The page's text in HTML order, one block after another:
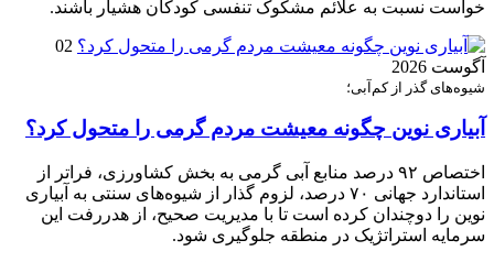
خواست نسبت به علائم مشکوک تنفسی کودکان هشیار باشند.
02
آگوست 2026
شیوه‌های گذر از کم‌آبی؛
آبیاری نوین چگونه معیشت مردم گرمی را متحول کرد؟
اختصاص ۹۲ درصد منابع آبی گرمی به بخش کشاورزی، فراتر از
استاندارد جهانی ۷۰ درصد، لزوم گذار از شیوه‌های سنتی به آبیاری
نوین را دوچندان کرده است تا با مدیریت صحیح، از هدررفت این
سرمایه استراتژیک در منطقه جلوگیری شود.